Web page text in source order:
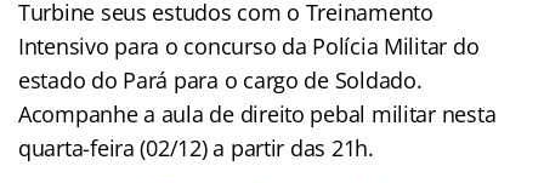
Turbine seus estudos com o Treinamento
Intensivo para o concurso da Polícia Militar do
estado do Pará para o cargo de Soldado.
Acompanhe a aula de direito pebal militar nesta
quarta-feira (02/12) a partir das 21h.